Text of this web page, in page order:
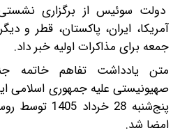
دولت سوئیس از برگزاری
آمریکا، ایران، پاکستان، قطر و
جمعه برای مذاکرات اولیه خبر داد.
متن یادداشت تفاهم خاتمه
صهیونیستی علیه جمهوری اسلامی
پنج‌شنبه 28
امضا شد.